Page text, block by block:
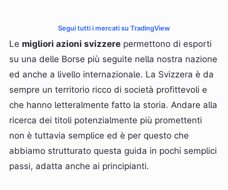
Segui tutti i mercati su TradingView
Le migliori azioni svizzere permettono di esporti
su una delle Borse più seguite nella nostra nazione
ed anche a livello internazionale. La Svizzera è da
sempre un territorio ricco di società profittevoli e
che hanno letteralmente fatto la storia. Andare alla
ricerca dei titoli potenzialmente più promettenti
non è tuttavia semplice ed è per questo che
abbiamo strutturato questa guida in pochi semplici
passi, adatta anche ai principianti.